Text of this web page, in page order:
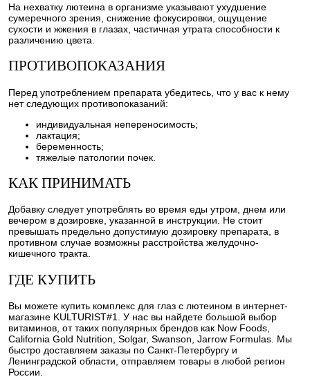
На нехватку лютеина в организме указывают ухудшение
сумеречного зрения, снижение фокусировки, ощущение
сухости и жжения в глазах, частичная утрата способности к
различению цвета.
ПРОТИВОПОКАЗАНИЯ
Перед употреблением препарата убедитесь, что у вас к нему
нет следующих противопоказаний:
индивидуальная непереносимость;
лактация;
беременность;
тяжелые патологии почек.
КАК ПРИНИМАТЬ
Добавку следует употреблять во время еды утром, днем или
вечером в дозировке, указанной в инструкции. Не стоит
превышать предельно допустимую дозировку препарата, в
противном случае возможны расстройства желудочно-
кишечного тракта.
ГДЕ КУПИТЬ
Вы можете купить комплекс для глаз с лютеином в интернет-
магазине KULTURIST#1. У нас вы найдете большой выбор
витаминов, от таких популярных брендов как Now Foods,
California Gold Nutrition, Solgar, Swanson, Jarrow Formulas. Мы
быстро доставляем заказы по Санкт-Петербургу и
Ленинградской области, отправляем товары в любой регион
России.